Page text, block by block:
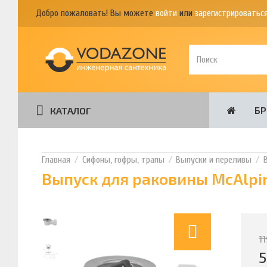
Добро пожаловать! Вы можете войти или
КАТАЛОГ
Сифоны, гофры, трапы Выпуски и переливы
Выпуск для раковины